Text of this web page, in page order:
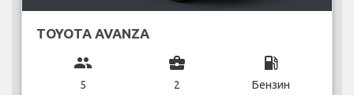
TOYOTA AVANZA
group
5
business_center
2
local_gas_station
Бензин